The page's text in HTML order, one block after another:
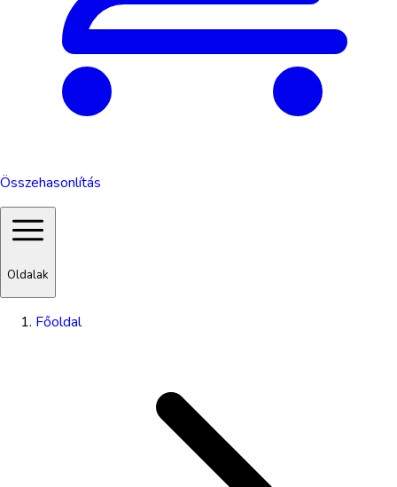
Összehasonlítás
Oldalak
Főoldal